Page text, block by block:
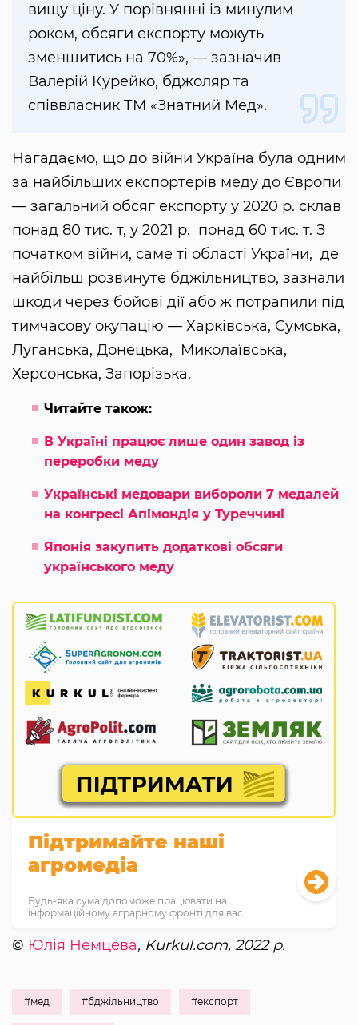
вищу ціну. У порівнянні із минулим
роком, обсяги експорту можуть
зменшитись на 70%», — зазначив
Валерій Курейко, бджоляр та
співвласник ТМ «Знатний Мед».
Нагадаємо, що до війни Україна була одним
за найбільших експортерів меду до Європи
— загальний обсяг експорту у 2020 р. склав
понад 80 тис. т, у 2021 р. понад 60 тис. т. З
початком війни, саме ті області України, де
найбільш розвинуте бджільництво, зазнали
шкоди через бойові дії або ж потрапили під
тимчасову окупацію — Харківська, Сумська,
Луганська, Донецька, Миколаївська,
Херсонська, Запорізька.
Читайте також:
В Україні працює лише один завод із
переробки меду
Українські медовари вибороли 7 медалей
на конгресі Апімондія у Туреччині
Японія закупить додаткові обсяги
українського меду
Підтримайте наші
агромедіа
Будь-яка сума допоможе працювати на
інформаційному аграрному фронті для вас
© Юлія Немцева, Kurkul.com, 2022 р.
#мед #бджільництво #експорт